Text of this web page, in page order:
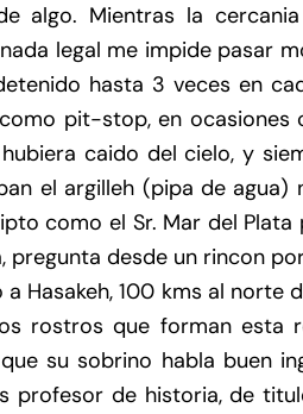
algo. Mientras la
legal me impide pasar
hasta 3 veces en
pit-stop, en ocasiones
caido del cielo, y
el argilleh (pipa de
como el Sr. Mar del
pregunta desde un rincon
a Hasakeh, 100 kms al norte
rostros que forman esta
su sobrino habla buen
profesor de historia, de